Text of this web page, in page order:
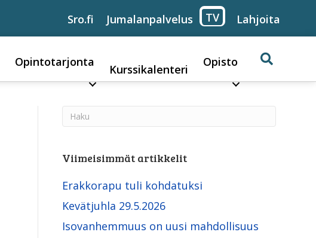
Sro.fi Jumalanpalvelus TV Lahjoita
Opintotarjonta
Kurssikalenteri
Opisto
Viimeisimmät artikkelit
Erakkorapu tuli kohdatuksi
Kevätjuhla 29.5.2026
Isovanhemmuus on uusi mahdollisuus